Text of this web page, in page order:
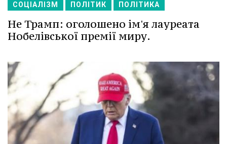
СОЦІАЛІЗМ ПОЛІТИК ПОЛІТИКА
Не Трамп: оголошено ім'я лауреата
Нобелівської премії миру.